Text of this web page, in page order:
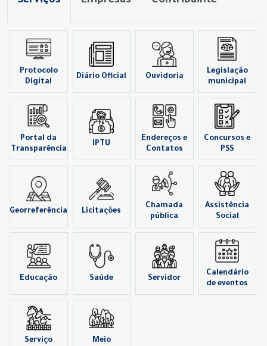
Protocolo
Digital
Diário Oficial Ouvidoria
Legislação
municipal
Portal da
Transparência
IPTU
Endereços e
Contatos
Concursos e
PSS
Georreferência Licitações
Chamada
pública
Assistência
Social
Educação Saúde Servidor
Calendário
de eventos
Serviço
Meio